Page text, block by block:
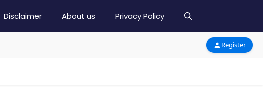
Disclaimer About us Privacy Policy
Register